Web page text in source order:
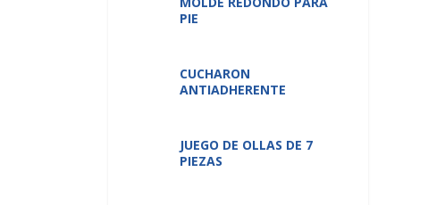
PIE
CUCHARON
ANTIADHERENTE
JUEGO DE OLLAS DE 7
PIEZAS